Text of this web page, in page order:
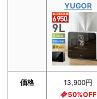
YUGOR
価格
13,900円
50%OFF